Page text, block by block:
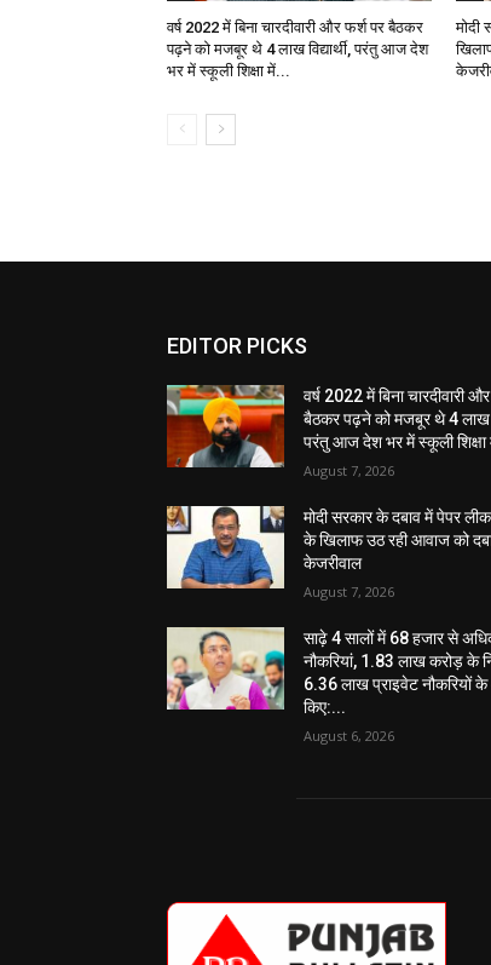
वर्ष 2022 में बिना चारदीवारी और फर्श पर बैठकर
पढ़ने को मजबूर थे 4 लाख विद्यार्थी, परंतु आज देश
भर में स्कूली शिक्षा में...
मोदी
EDITOR PICKS
वर्ष 2022 में बिना चारदीवारी
बैठकर पढ़ने को मजबूर थे 4 लाख
परंतु आज देश भर में स्कूली शिक्षा
August 7, 2026
मोदी सरकार के दबाव में पेपर
के खिलाफ उठ रही आवाज को
केजरीवाल
August 7, 2026
साढ़े 4 सालों में 68 हजार से
नौकरियां, 1.83 लाख करोड़ के
6.36 लाख प्राइवेट नौकरियों
किए:...
August 6, 2026